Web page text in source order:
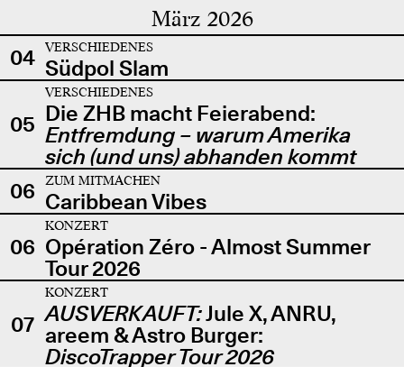
März 2026
04 VERSCHIEDENES
Südpol Slam
05
VERSCHIEDENES
Die ZHB macht Feierabend:
Entfremdung – warum Amerika
sich (und uns) abhanden kommt
06
ZUM MITMACHEN
Caribbean Vibes
06
KONZERT
Opération Zéro - Almost Summer
Tour 2026
07
KONZERT
AUSVERKAUFT:Jule X, ANRU,
areem & Astro Burger:
DiscoTrapper Tour 2026